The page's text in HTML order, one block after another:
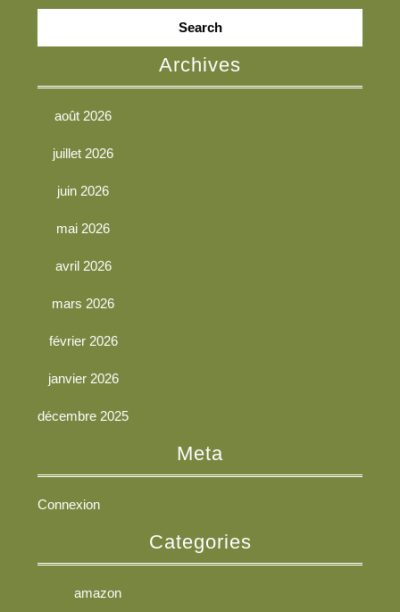
Search
Archives
août 2026
juillet 2026
juin 2026
mai 2026
avril 2026
mars 2026
février 2026
janvier 2026
décembre 2025
Meta
Connexion
Categories
amazon